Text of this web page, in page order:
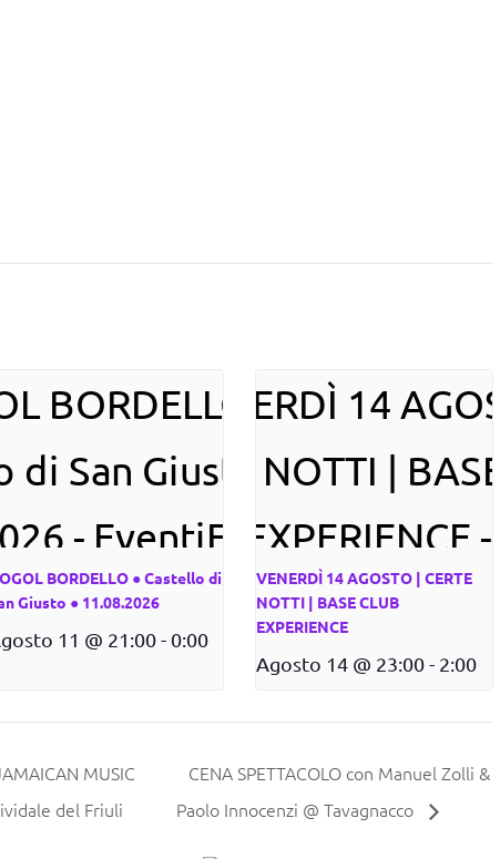
BORDELLO ● Castello di
Giusto ● 11.08.2026
11 @ 21:00 - 0:00
VENERDÌ 14 AGOSTO | CERTE
NOTTI | BASE CLUB
EXPERIENCE
Agosto 14 @ 23:00 - 2:00
MUSIC
del Friuli
CENA SPETTACOLO con Manuel Zolli &
Paolo Innocenzi @ Tavagnacco